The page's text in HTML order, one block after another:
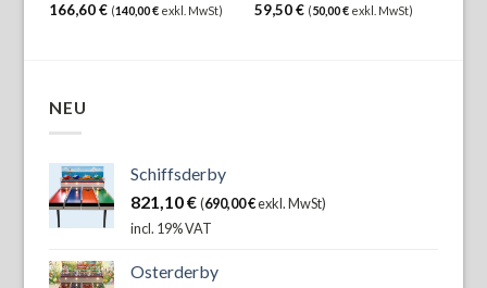
166,60€ (140,00€ exkl. MwSt) 59,50€ (50,00€exkl. MwSt)
NEU
Schiffsderby
821,10€ (690,00€exkl. MwSt)
incl. 19% VAT
Osterderby